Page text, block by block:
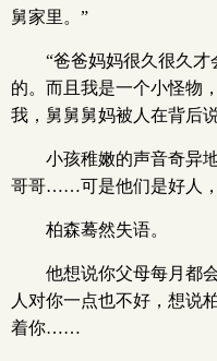
舅家里。”
“爸爸妈妈很久很久
的。而且我是一个小怪物
我，舅舅舅妈被人在背后
小孩稚嫩的声音奇异
哥哥……可是他们是好人
柏森蓦然失语。
他想说你父母每月都
人对你一点也不好，想说
着你……